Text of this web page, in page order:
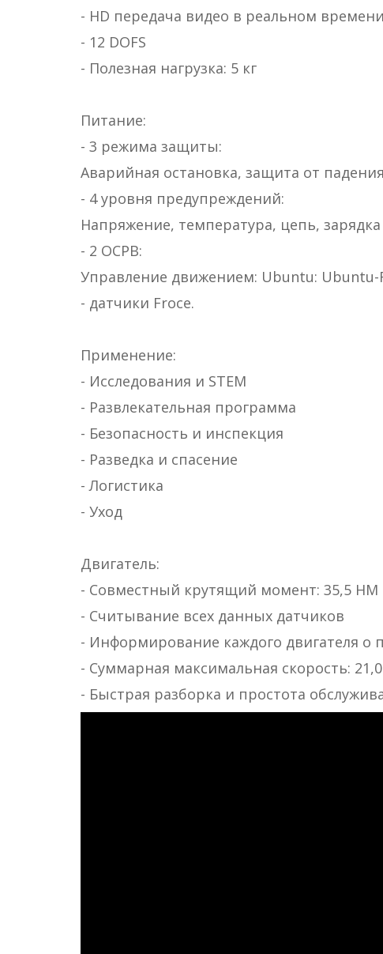
- HD передача видео в реальном
- 12 DOFS
- Полезная нагрузка: 5 кг
Питание:
- 3 режима защиты:
Аварийная остановка, защита от
- 4 уровня предупреждений:
Напряжение, температура, цепь,
- 2 ОСРВ:
Управление движением: Ubuntu: Ubuntu-
- датчики Froce.
Применение:
- Исследования и STEM
- Развлекательная программа
- Безопасность и инспекция
- Разведка и спасение
- Логистика
- Уход
Двигатель:
- Совместный крутящий момент: 35,5 НМ
- Считывание всех данных датчиков
- Информирование каждого двигателя
- Суммарная максимальная скорость:
- Быстрая разборка и простота